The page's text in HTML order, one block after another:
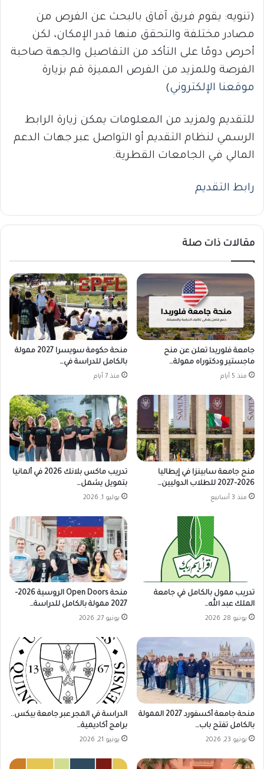
(تنويه: يقوم فريق آفاق بالبحث عن الفرص من
مصادر مختلفة والتحقق منها قدر الإمكان، لكن
أحرص دومًا على التأكد من التفاصيل والجهة صاحبة
الفرصة وللمزيد من الفرص المميزة قم بزيارة
موقعنا الإلكتروني)
للتقديم ولمزيد من المعلومات يمكن زيارة الرابط
الرسمي لنظام التقديم أو التواصل عبر جهات الدعم
المالي في الجامعات القطرية.
رابط التقديم
مقالات ذات صلة
جامعة فلوريدا تعلن عن منح
ماجستير ودكتوراه ممولة…
منذ 5 أيام
منحة حكومة سويسرا 2027 ممولة
بالكامل للدراسة في…
منذ 7 أيام
منح جامعة سابينزا في إيطاليا
2026–2027 للطلاب الدوليين…
منذ 3 أسابيع
تدريب ماكس بلانك 2026 في ألمانيا
بتمويل يشمل…
يوليو 1, 2026
تدريب ممول بالكامل في جامعة
الملك عبد الله…
يونيو 28, 2026
منحة Open Doors الروسية 2026–
2027 ممولة بالكامل للدراسة…
يونيو 27, 2026
منحة جامعة أكسفورد 2027 الممولة
بالكامل تفتح باب…
يونيو 23, 2026
الدراسة في المجر عبر جامعة بيكس..
برامج أكاديمية…
يونيو 21, 2026